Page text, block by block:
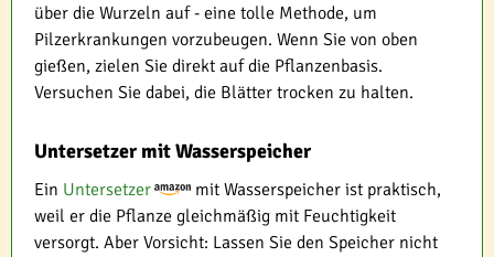
über die Wurzeln auf - eine tolle Methode, um
Pilzerkrankungen vorzubeugen. Wenn Sie von oben
gießen, zielen Sie direkt auf die Pflanzenbasis.
Versuchen Sie dabei, die Blätter trocken zu halten.
Untersetzer mit Wasserspeicher
Ein Untersetzer
mit Wasserspeicher ist praktisch,
weil er die Pflanze gleichmäßig mit Feuchtigkeit
versorgt. Aber Vorsicht: Lassen Sie den Speicher nicht